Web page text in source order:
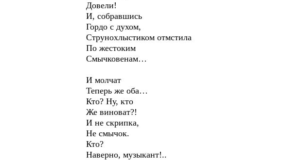
Довели!
И, собравшись
Гордо с духом,
Струнохлыстиком отмстила
По жестоким
Смычковенам…
И молчат
Теперь же оба…
Кто? Ну, кто
Же виноват?!
И не скрипка,
Не смычок.
Кто?
Наверно, музыкант!..